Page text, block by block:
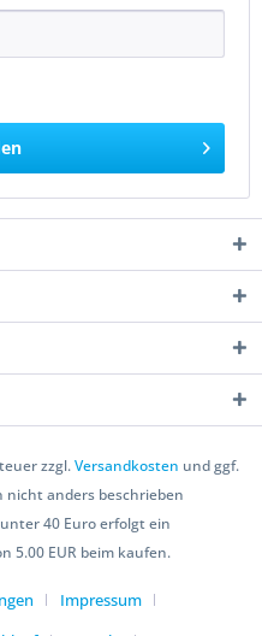
zzgl.Versandkosten und ggf.
anders beschrieben
40 Euro erfolgt ein
5.00 EUR beim kaufen.
Impressum